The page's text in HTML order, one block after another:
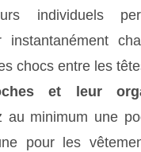
individuels
instantanément
chocs entre les
et leur
au minimum une
pour les